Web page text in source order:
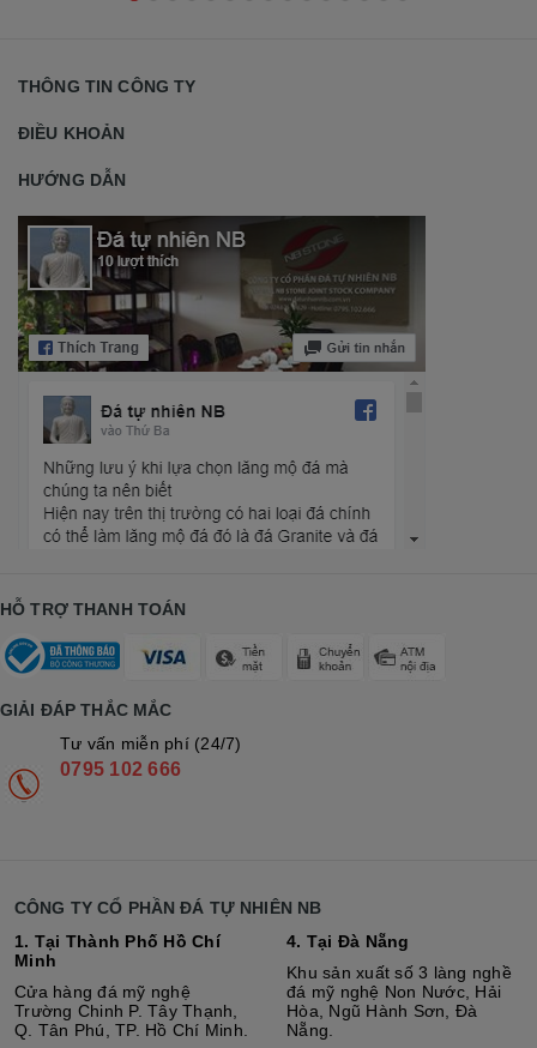
THÔNG TIN CÔNG TY
ĐIỀU KHOẢN
HƯỚNG DẪN
HỖ TRỢ THANH TOÁN
GIẢI ĐÁP THẮC MẮC
Tư vấn miễn phí (24/7)
0795 102 666
CÔNG TY CỔ PHẦN ĐÁ TỰ NHIÊN NB
1. Tại Thành Phố Hồ Chí
Minh
Cửa hàng đá mỹ nghệ
Trường Chinh P. Tây Thạnh,
Q. Tân Phú, TP. Hồ Chí Minh.
4. Tại Đà Nẵng
Khu sản xuất số 3 làng nghề
đá mỹ nghệ Non Nước, Hải
Hòa, Ngũ Hành Sơn, Đà
Nẵng.